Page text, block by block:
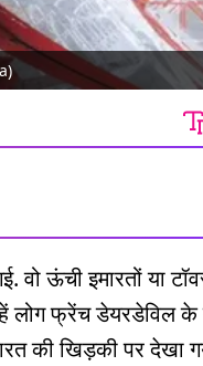
वो ऊंची इमारतों या
लोग फ्रेंच डेयरडेविल के
की खिड़की पर देखा